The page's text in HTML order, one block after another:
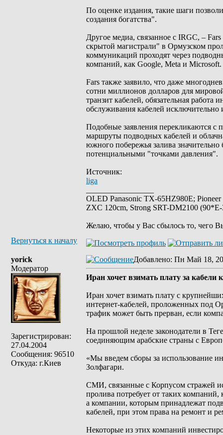
По оценке издания, такие шаги
создания богатства".
Другое медиа, связанное с IRGC, –
скрытой магистрали" в Ормузском
коммуникаций проходят через
компаний, как Google, Meta и Microsoft.
Fars также заявило, что даже
сотни миллионов долларов для
транзит кабелей, обязательная
обслуживания кабелей
Подобные заявления перекликаются с
маршруты подводных кабелей и
южного побережья залива
потенциальными "точками давления".
Источник:
liga
OLED Panasonic TX-65HZ980E;
ZXC 120cm, Strong SRT-DM2100
Желаю, чтобы у Вас сбылось то, чего
Вернуться к началу
yorick
Модератор
Зарегистрирован:
27.04.2004
Сообщения: 96510
Откуда: г.Киев
Добавлено: Пн Май 18,
Иран хочет взимать плату за
Иран хочет взимать плату с
интернет-кабелей, проложенных под
трафик может быть прерван, если
На прошлой неделе законодатели в
соединяющим арабские страны с
«Мы введем сборы за использование
Золфагари.
СМИ, связанные с Корпусом стражей
пролива потребует от таких компаний,
а компании, которым принадлежат
кабелей, при этом права на ремонт и
Некоторые из этих компаний